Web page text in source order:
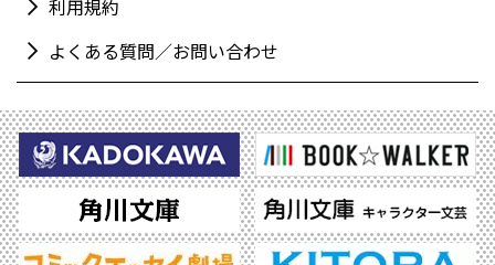
利用規約
よくある質問／お問い合わせ